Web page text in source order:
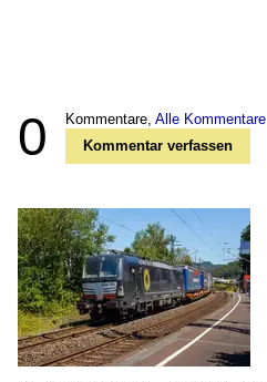
0 Kommentare, Alle Kommentare
Kommentar verfassen